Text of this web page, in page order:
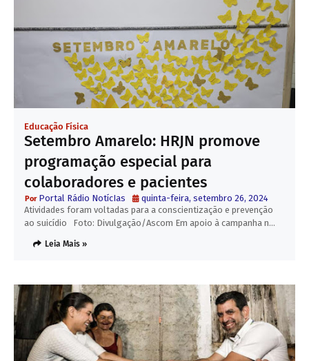
Educação Física
Setembro Amarelo: HRJN promove
programação especial para
colaboradores e pacientes
Portal Rádio NotícIas
quinta-feira, setembro 26, 2024
Atividades foram voltadas para a conscientização e prevenção
ao suicídio Foto: Divulgação/Ascom Em apoio à campanha n…
Leia Mais »